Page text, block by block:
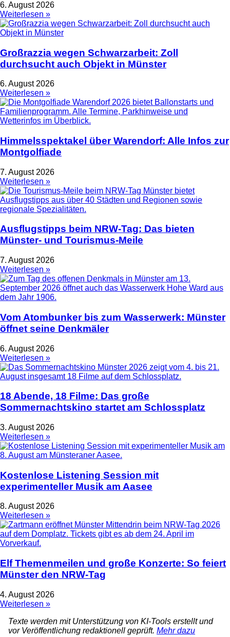
6. August 2026
Weiterlesen »
Großrazzia wegen Schwarzarbeit: Zoll
durchsucht auch Objekt in Münster
6. August 2026
Weiterlesen »
Himmelsspektakel über Warendorf: Alle Infos zur
Montgolfiade
7. August 2026
Weiterlesen »
Ausflugstipps beim NRW-Tag: Das bieten
Münster- und Tourismus-Meile
7. August 2026
Weiterlesen »
Vom Atombunker bis zum Wasserwerk: Münster
öffnet seine Denkmäler
6. August 2026
Weiterlesen »
18 Abende, 18 Filme: Das große
Sommernachtskino startet am Schlossplatz
3. August 2026
Weiterlesen »
Kostenlose Listening Session mit
experimenteller Musik am Aasee
8. August 2026
Weiterlesen »
Elf Themenmeilen und große Konzerte: So feiert
Münster den NRW-Tag
4. August 2026
Weiterlesen »
Texte werden mit Unterstützung von KI-Tools erstellt und
vor Veröffentlichung redaktionell geprüft. Mehr dazu